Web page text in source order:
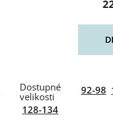
92-98
128-134